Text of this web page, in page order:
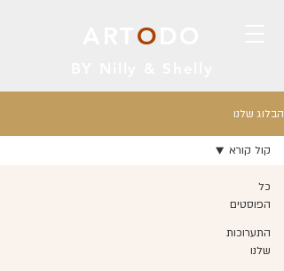
O
הבלוג שלנו
כל
הפוסטים
התערוכות
שלנו
קול קורא